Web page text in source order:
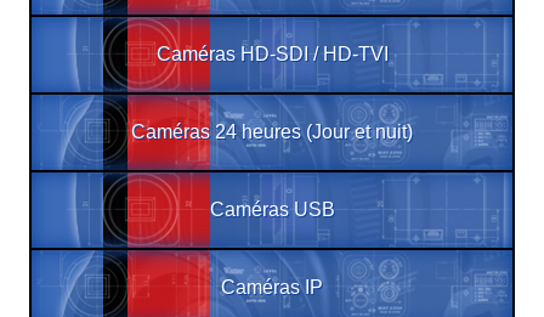
Caméras HD-SDI / HD-TVI
Caméras 24 heures (Jour et nuit)
Caméras USB
Caméras IP